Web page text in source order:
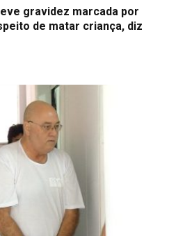
gravidez marcada por
de matar criança, diz